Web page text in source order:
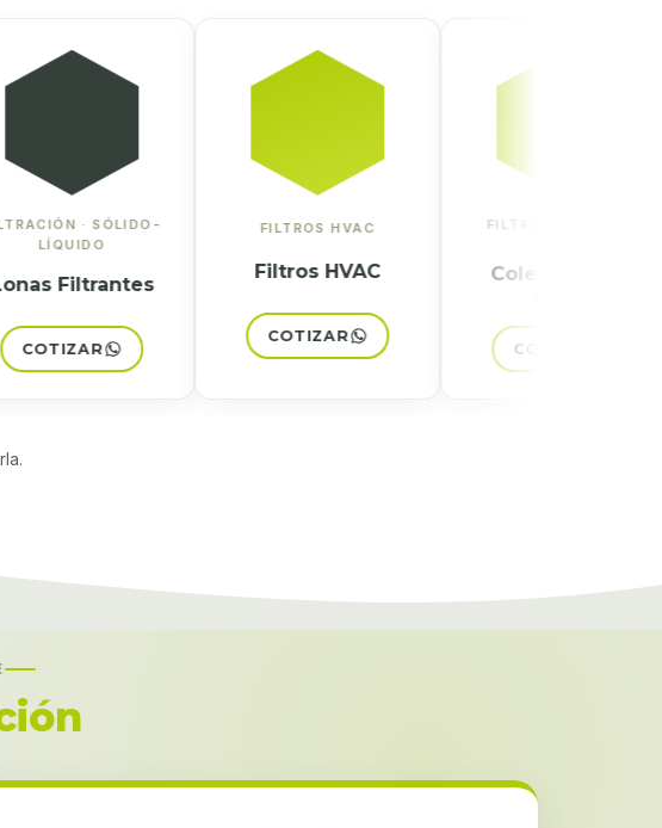
· SÓLIDO-
LÍQUIDO
Filtrantes
FILTROS HVAC
Filtros HVAC
COTIZAR
FILTRACIÓN · GAS-
Colectores de
COTIZAR